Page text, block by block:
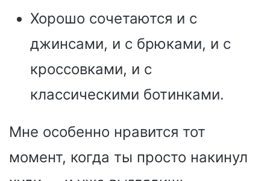
Хорошо сочетаются и с
джинсами, и с брюками, и с
кроссовками, и с
классическими ботинками.
Мне особенно нравится тот
момент, когда ты просто накинул